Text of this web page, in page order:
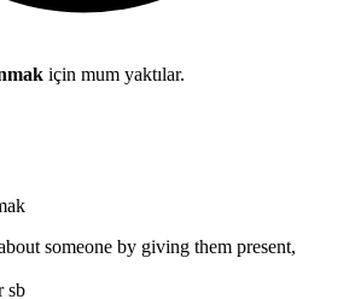
için mum yaktılar.
someone by giving them present,
sb